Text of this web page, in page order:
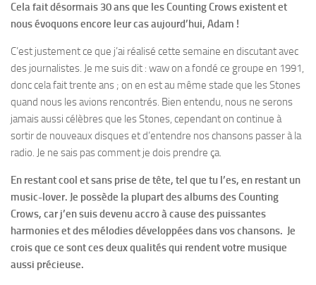
Cela fait désormais 30 ans que les Counting Crows existent et
nous évoquons encore leur cas aujourd’hui, Adam !
C’est justement ce que j’ai réalisé cette semaine en discutant avec
des journalistes. Je me suis dit : waw on a fondé ce groupe en 1991,
donc cela fait trente ans ; on en est au même stade que les Stones
quand nous les avions rencontrés. Bien entendu, nous ne serons
jamais aussi célèbres que les Stones, cependant on continue à
sortir de nouveaux disques et d’entendre nos chansons passer à la
radio. Je ne sais pas comment je dois prendre ça.
En restant cool et sans prise de tête, tel que tu l’es, en restant un
music-lover. Je possède la plupart des albums des Counting
Crows, car j’en suis devenu accro à cause des puissantes
harmonies et des mélodies développées dans vos chansons. Je
crois que ce sont ces deux qualités qui rendent votre musique
aussi précieuse.